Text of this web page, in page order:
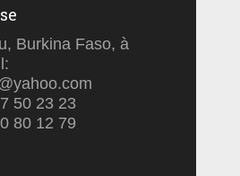
Burkina Faso, à
50 23 23
80 12 79